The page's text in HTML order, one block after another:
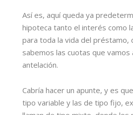
Así es, aquí queda ya
hipoteca tanto el interés como
para toda la vida del préstamo,
sabemos las cuotas que vamos
antelación.
Cabría hacer un apunte, y es
tipo variable y las de tipo fijo,